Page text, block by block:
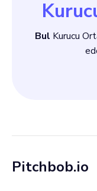
Bul Kurucu
Pitchbob.io